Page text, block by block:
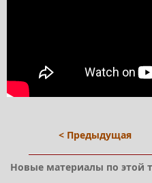
< Предыдущая
Новые материалы по этой